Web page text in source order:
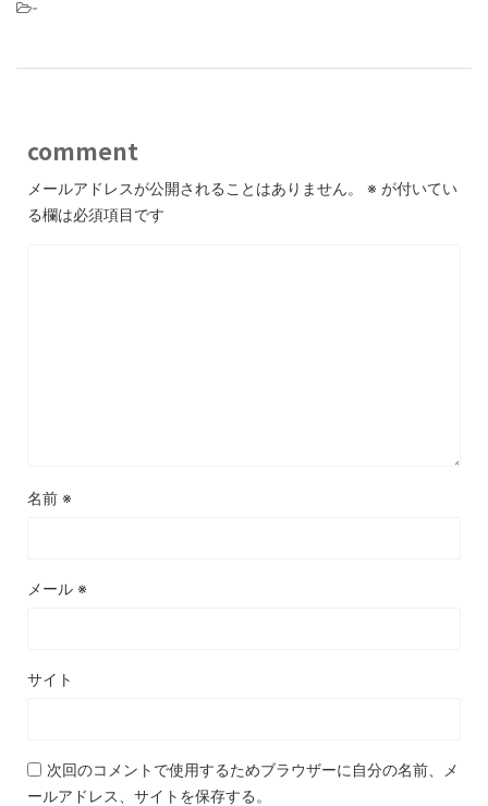
-
comment
メールアドレスが公開されることはありません。 ※ が付いてい
る欄は必須項目です
名前 ※
メール ※
サイト
次回のコメントで使用するためブラウザーに自分の名前、メ
ールアドレス、サイトを保存する。